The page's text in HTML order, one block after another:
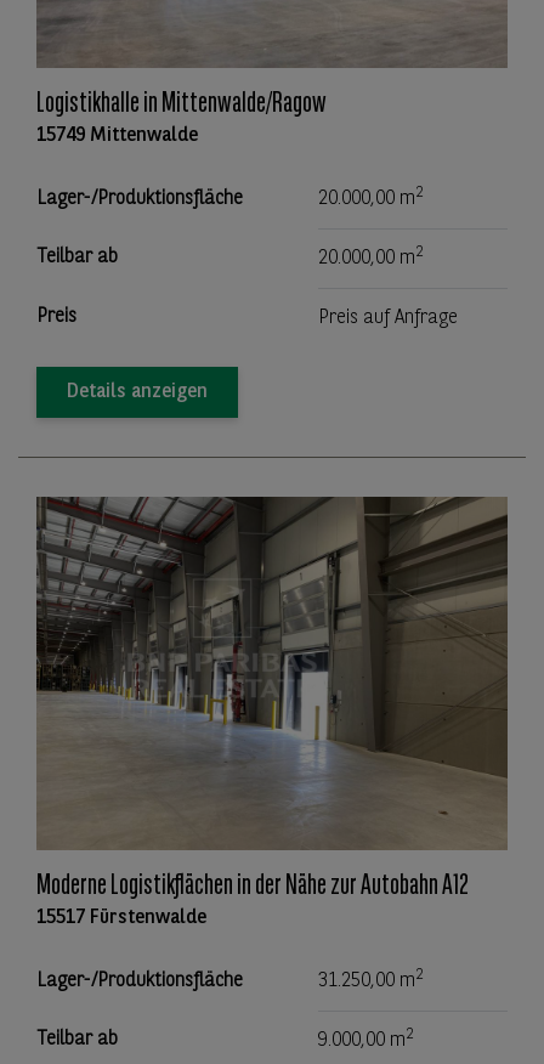
Logistikhalle in Mittenwalde/Ragow
15749 Mittenwalde
Lager-/Produktionsfläche 20.000,00 m2
Teilbar ab 20.000,00 m2
Preis Preis auf Anfrage
Details anzeigen
Moderne Logistikflächen in der Nähe zur Autobahn A12
15517 Fürstenwalde
Lager-/Produktionsfläche 31.250,00 m2
Teilbar ab 9.000,00 m2